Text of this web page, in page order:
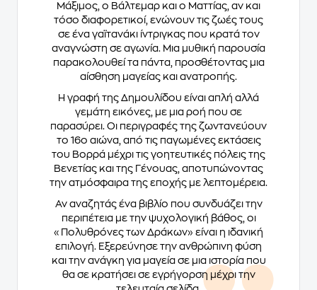
Μάξιμος, ο Βάλτεμαρ και ο Ματτίας, αν και
τόσο διαφορετικοί, ενώνουν τις ζωές τους
σε ένα γαϊτανάκι ίντριγκας που κρατά τον
αναγνώστη σε αγωνία. Μια μυθική παρουσία
παρακολουθεί τα πάντα, προσθέτοντας μια
αίσθηση μαγείας και ανατροπής.
Η γραφή της Δημουλίδου είναι απλή αλλά
γεμάτη εικόνες, με μια ροή που σε
παρασύρει. Οι περιγραφές της ζωντανεύουν
το 16ο αιώνα, από τις παγωμένες εκτάσεις
του Βορρά μέχρι τις γοητευτικές πόλεις της
Βενετίας και της Γένουας, αποτυπώνοντας
την ατμόσφαιρα της εποχής με λεπτομέρεια.
Αν αναζητάς ένα βιβλίο που συνδυάζει την
περιπέτεια με την ψυχολογική βάθος, οι
«Πολυθρόνες των Δράκων» είναι η ιδανική
επιλογή. Εξερεύνησε την ανθρώπινη φύση
και την ανάγκη για μαγεία σε μια ιστορία που
θα σε κρατήσει σε εγρήγορση μέχρι την